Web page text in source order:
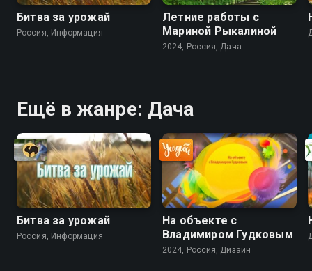
Битва за урожай
Россия, Информация
Летние работы с
Мариной Рыкалиной
2024, Россия, Дача
Ещё в жанре: Дача
Битва за урожай
Россия, Информация
На объекте с
Владимиром Гудковым
2024, Россия, Дизайн